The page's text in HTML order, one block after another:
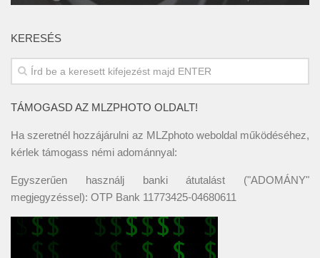
KERESÉS
TÁMOGASD AZ MLZPHOTO OLDALT!
Ha szeretnél hozzájárulni az MLZphoto weboldal működéséhez,
kérlek támogass némi adománnyal:
Egyszerűen használj banki átutalást ("ADOMÁNY"
megjegyzéssel): OTP Bank 11773425-04680611